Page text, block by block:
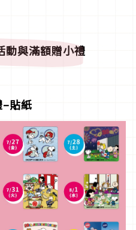
動與滿額贈小禮
貼紙